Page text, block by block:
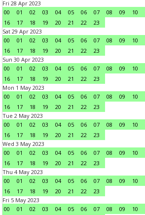
Fri 28 Apr 2023
00
01 02 03 04 05 06 07 08 09 10
16
17 18 19 20 21 22
23
Sat 29 Apr 2023
00
01 02 03 04 05 06 07 08 09 10
16
17 18 19 20 21 22
23
Sun 30 Apr 2023
00
01 02 03 04 05 06 07 08 09 10
16
17 18 19 20 21 22
23
Mon 1 May 2023
00
01 02 03 04 05 06 07 08 09 10
16
17 18 19 20 21 22
23
Tue 2 May 2023
00
01 02 03 04 05 06 07 08 09 10
16
17 18 19 20 21 22
23
Wed 3 May 2023
00
01 02 03 04 05 06 07 08 09 10
16
17 18 19 20 21 22
23
Thu 4 May 2023
00
01 02 03 04 05 06 07 08 09 10
16
17 18 19 20 21 22
23
Fri 5 May 2023
00
01 02 03 04 05 06 07 08 09 10